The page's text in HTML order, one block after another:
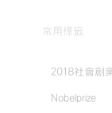
常用標籤
2018社會創
Nobelprize